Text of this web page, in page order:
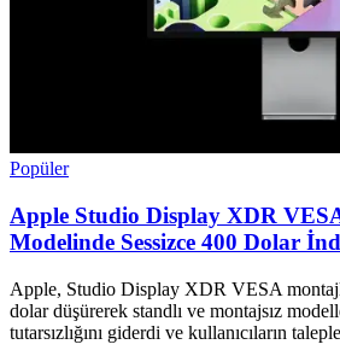
Popüler
Apple Studio Display XDR
Modelinde Sessizce 400 Dolar
Apple, Studio Display XDR VESA
dolar düşürerek standlı ve montajsız
tutarsızlığını giderdi ve kullanıcıların